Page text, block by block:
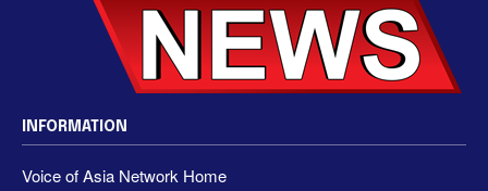
INFORMATION
Voice of Asia Network Home